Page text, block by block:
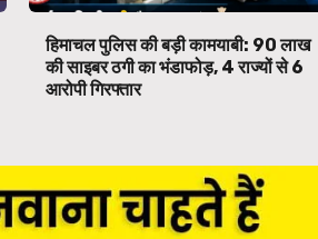
हिमाचल पुलिस की बड़ी कामयाबी: ₹90 लाख
की साइबर ठगी का भंडाफोड़, 4 राज्यों से 6
आरोपी गिरफ्तार